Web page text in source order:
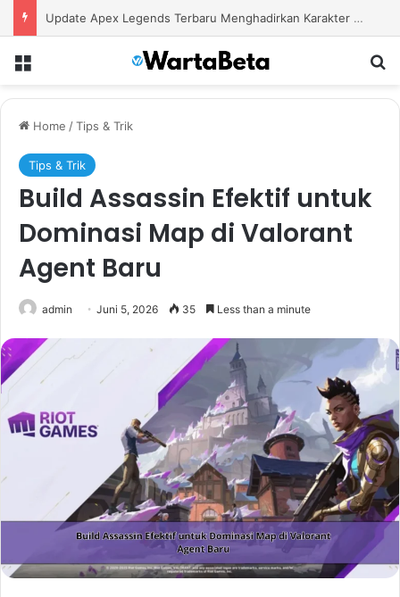
Update Apex Legends Terbaru Menghadirkan Karakter Baru dan Perubahan Besar dalam Pertarungan
Home /Tips & Trik
Tips & Trik
Build Assassin Efektif untuk
Dominasi Map di Valorant
Agent Baru
admin Juni 5, 2026 35 Less than a minute